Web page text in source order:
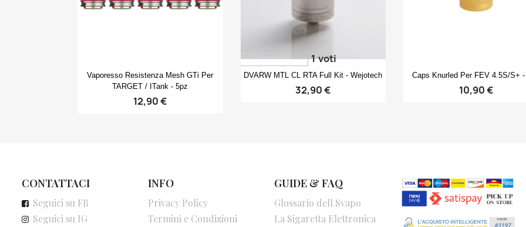
Anteprima
Vaporesso Resistenza Mesh GTi Per
TARGET / ITank - 5pz
12,90 €
Anteprima
DVARW MTL CL RTA Full Kit - Wejotech
32,90 €
1 voti
 Anteprima
Caps Knurled Per FEV 4.5S/S+ -
10,90 €
CONTATTACI
Seguici su FB
Seguici su IG
INFO
Privacy Policy
Termini e Condizioni
GUIDE & FAQ
Glossario dell Svapo
La Sigaretta Elettronica